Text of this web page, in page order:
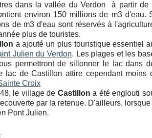
dans la vallée du Verdon à partir de
environ 150 millions de m3 d'eau.
de m3 d'eau sont réservés à
plus de touristes.
a ajouté un plus touristique essentiel
Julien du Verdon. Les plages et les
permettront de sillonner le lac dans
lac de Castillon attire cependant moins
Croix
le village de Castillon a été englouti
par la retenue. D'ailleurs,
Pont Julien.